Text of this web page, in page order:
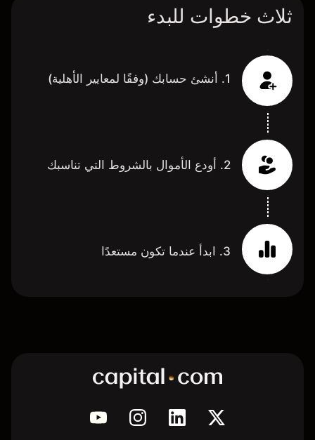
ثلاث خطوات للبدء
1. أنشئ حسابك (وفقًا لمعايير الأهلية)
2. أودع الأموال بالشروط التي تناسبك
3. ابدأ عندما تكون مستعدًا